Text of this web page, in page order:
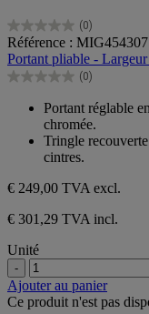
(0)
0.0
sur
5
étoiles.
Référence : MIG454307
Portant pliable -
(0)
0.0
étoiles.
Portant réglable
chromée.
Tringle
cintres.
€ 249,00 TVA excl.
€ 301,29 TVA incl.
Unité
-
Ajouter au panier
Ce produit n'est pas